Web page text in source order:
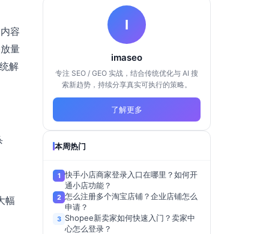
容
量
解
幅
I
imaseo
专注 SEO / GEO 实战，结合传统优化与 AI 搜
索新趋势，持续分享真实可执行的策略。
了解更多
本周热门
1 快手小店商家登录入口在哪里？如何开
通小店功能？
2 怎么注册多个淘宝店铺？企业店铺怎么
申请？
3 Shopee新卖家如何快速入门？卖家中
心怎么登录？